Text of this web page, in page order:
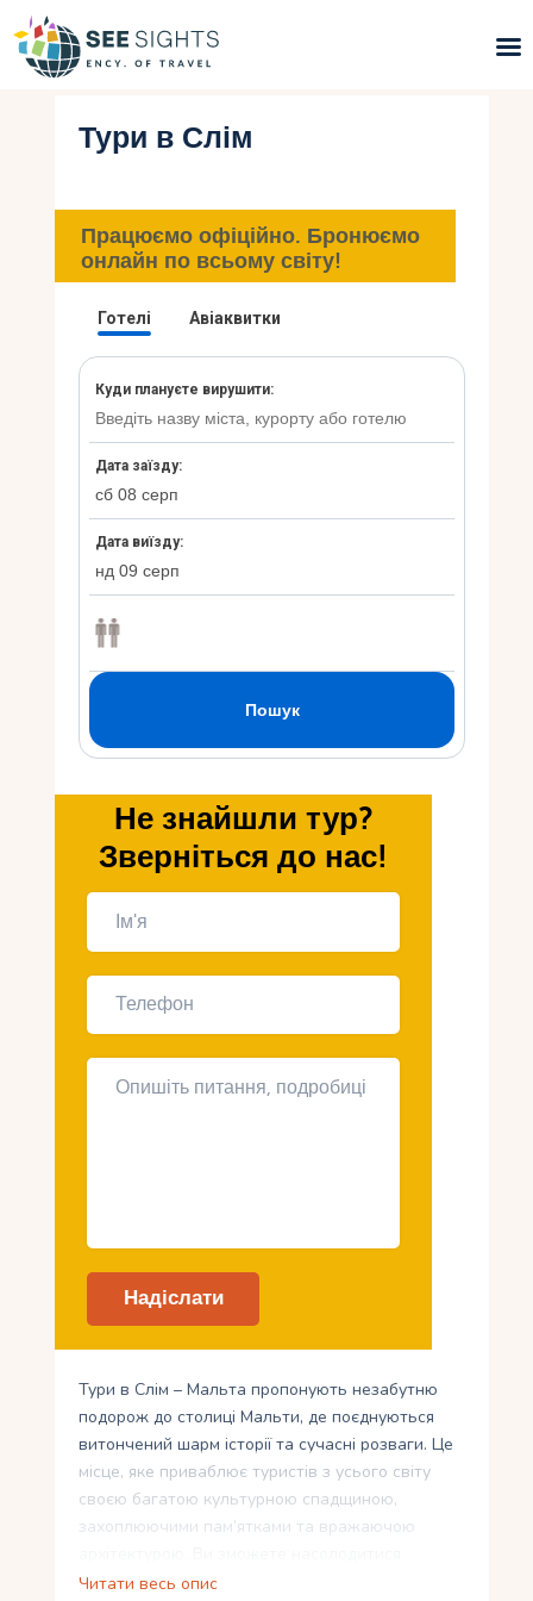
Пошук турів
Типи Турів
Країни
Інфо
Контакти
Тури в Слім
Працюємо офіційно. Бронюємо
онлайн по всьому світу!
Не знайшли тур?
Зверніться до нас!
Тури в Слім – Мальта пропонують незабутню
подорож до столиці Мальти, де поєднуються
витончений шарм історії та сучасні розваги. Це
місце, яке приваблює туристів з усього світу
своєю багатою культурною спадщиною,
захоплюючими пам’ятками та вражаючою
найкращими туристичними атракціями, відвідати
Читати весь опис